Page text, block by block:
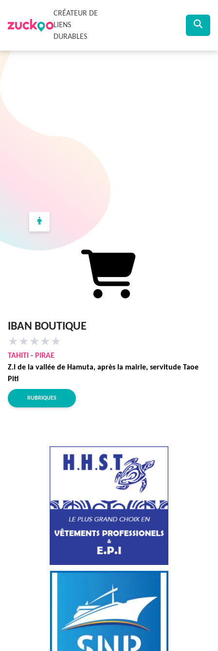
CRÉATEUR DE
LIENS
DURABLES
IBAN BOUTIQUE
★ ★ ★ ★ ★
TAHITI - PIRAE
Z.I de la vallée de Hamuta, après la mairie, servitude Taoe
Piti
RUBRIQUES